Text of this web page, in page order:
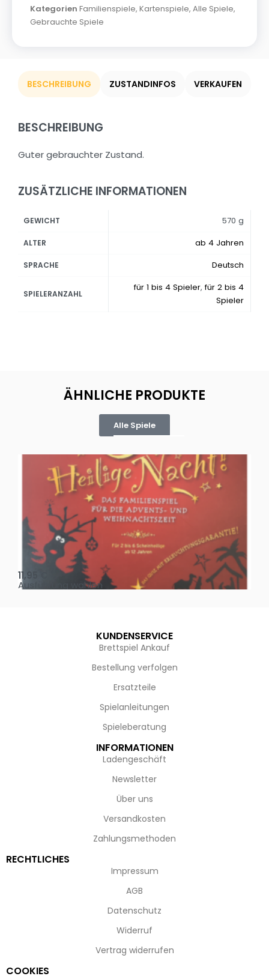
Kategorien Familienspiele, Kartenspiele, Alle Spiele,
Gebrauchte Spiele
BESCHREIBUNG ZUSTANDINFOS VERKAUFEN
BESCHREIBUNG
Guter gebrauchter Zustand.
ZUSÄTZLICHE INFORMATIONEN
GEWICHT 570 g
ALTER ab 4 Jahren
SPRACHE Deutsch
SPIELERANZAHL
für 1 bis 4 Spieler,für 2 bis 4
Spieler
ÄHNLICHE PRODUKTE
Alle Spiele
Oh, heilige Nacht!
11,95
Ausführung wählen
KUNDENSERVICE
Brettspiel Ankauf
Bestellung verfolgen
Ersatzteile
Spielanleitungen
Spieleberatung
INFORMATIONEN
Ladengeschäft
Newsletter
Über uns
Versandkosten
Zahlungsmethoden
RECHTLICHES
Impressum
AGB
Datenschutz
Widerruf
Vertrag widerrufen
COOKIES